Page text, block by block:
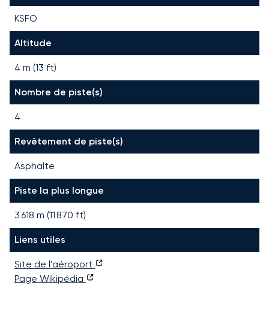
KSFO
Altitude
4 m (13 ft)
Nombre de piste(s)
4
Revêtement de piste(s)
Asphalte
Piste la plus longue
3 618 m (11 870 ft)
Liens utiles
Site de l'aéroport
Page Wikipédia